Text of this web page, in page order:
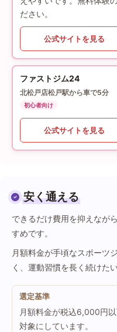
ださい。
公式サイトを見る
ファストジム24
北松戸店松戸駅から車で5分
初心者向け
公式サイトを見る
安く通える
できるだけ費用を抑えなが
すめです。
月額料金が手頃なスポーツ
く、運動習慣を長く続けた
選定基準
月額料金が税込6,000円
対象にしています。